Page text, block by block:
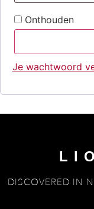
Onthouden
Je wachtwoord
DISCOVERED IN